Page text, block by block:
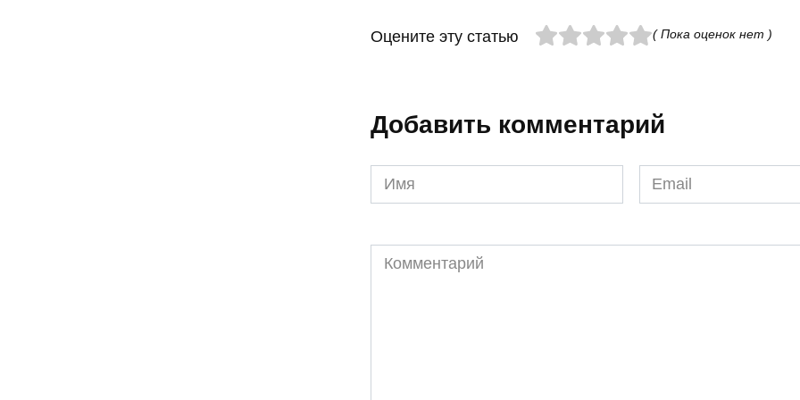
Оцените эту статью ( Пока оценок нет )
Добавить комментарий
Имя
*
Email
*
Комментарий